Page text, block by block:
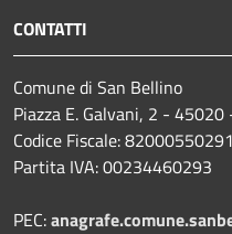
CONTATTI
Comune di San Bellino
Piazza E. Galvani, 2 -
Codice Fiscale: 82000550291
Partita IVA: 00234460293
PEC: